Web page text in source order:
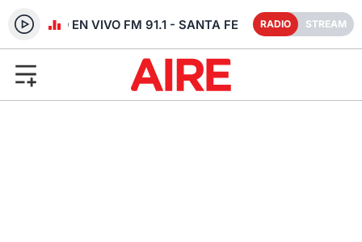
RADIO EN VIVO FM 91.1 - SANTA FE RADIO STREAM